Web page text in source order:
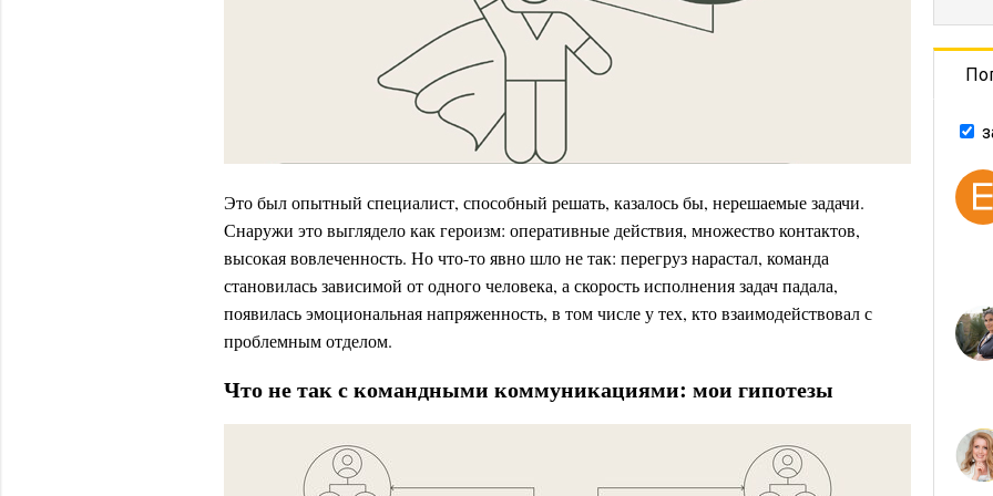
Это был опытный специалист, способный решать, казалось бы, нерешаемые задачи.
Снаружи это выглядело как героизм: оперативные действия, множество контактов,
высокая вовлеченность. Но что-то явно шло не так: перегруз нарастал, команда
становилась зависимой от одного человека, а скорость исполнения задач падала,
появилась эмоциональная напряженность, в том числе у тех, кто взаимодействовал с
проблемным отделом.
Что не так с командными коммуникациями: мои гипотезы